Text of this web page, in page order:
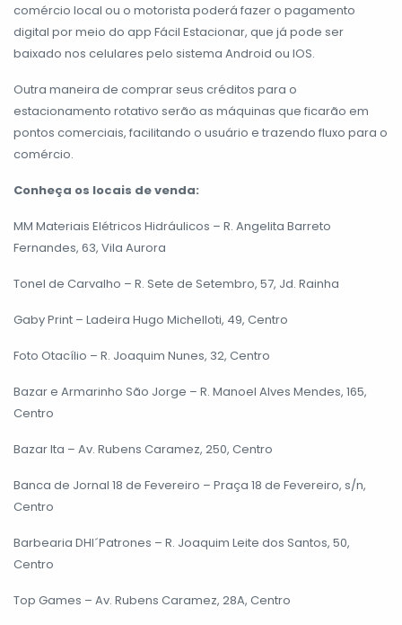
comércio local ou o motorista poderá fazer o pagamento
digital por meio do app Fácil Estacionar, que já pode ser
baixado nos celulares pelo sistema Android ou IOS.
Outra maneira de comprar seus créditos para o
estacionamento rotativo serão as máquinas que ficarão em
pontos comerciais, facilitando o usuário e trazendo fluxo para o
comércio.
Conheça os locais de venda:
MM Materiais Elétricos Hidráulicos – R. Angelita Barreto
Fernandes, 63, Vila Aurora
Tonel de Carvalho – R. Sete de Setembro, 57, Jd. Rainha
Gaby Print – Ladeira Hugo Michelloti, 49, Centro
Foto Otacílio – R. Joaquim Nunes, 32, Centro
Bazar e Armarinho São Jorge – R. Manoel Alves Mendes, 165,
Centro
Bazar Ita – Av. Rubens Caramez, 250, Centro
Banca de Jornal 18 de Fevereiro – Praça 18 de Fevereiro, s/n,
Centro
Barbearia DHI´Patrones – R. Joaquim Leite dos Santos, 50,
Centro
Top Games – Av. Rubens Caramez, 28A, Centro